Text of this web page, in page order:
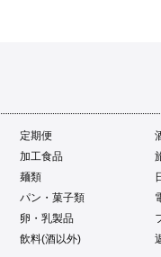
定期便
加工食品
麺類
パン・菓子類
卵・乳製品
飲料(酒以外)